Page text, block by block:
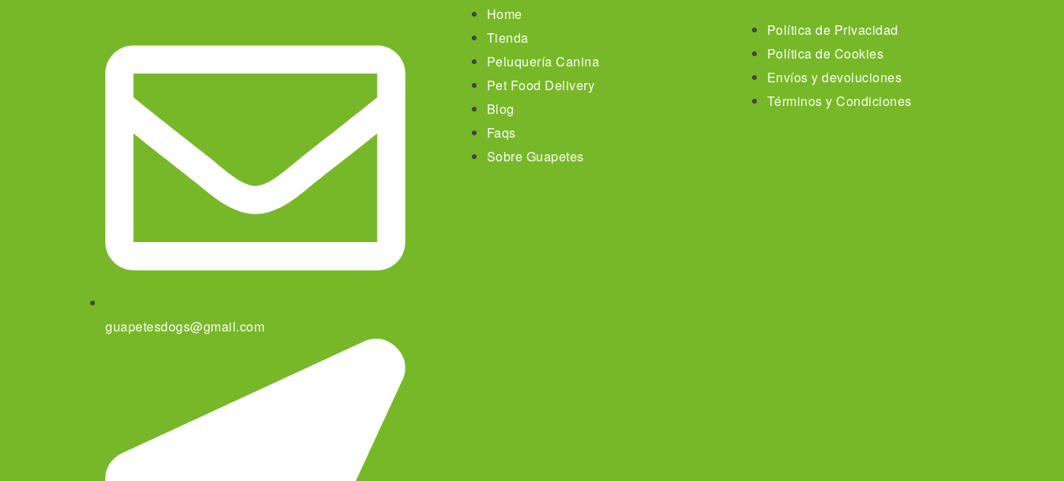
guapetesdogs@gmail.com
Home
Tienda
Peluquería Canina
Pet Food Delivery
Blog
Faqs
Sobre Guapetes
Política de Privacidad
Política de Cookies
Envíos y devoluciones
Términos y Condiciones